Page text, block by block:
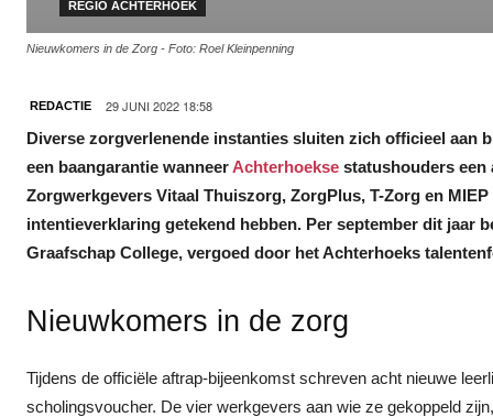
REGIO ACHTERHOEK
Nieuwkomers in de Zorg - Foto: Roel Kleinpenning
REDACTIE 29 JUNI 2022 18:58
Diverse zorgverlenende instanties sluiten zich officieel aan
een baangarantie wanneerAchterhoekse statushouders een
Zorgwerkgevers Vitaal Thuiszorg, ZorgPlus, T-Zorg en
intentieverklaring getekend hebben. Per september dit jaar
Graafschap College, vergoed door het Achterhoeks
Nieuwkomers in de zorg
Tijdens de officiële aftrap-bijeenkomst schreven acht nieuwe
scholingsvoucher. De vier werkgevers aan wie ze gekoppeld